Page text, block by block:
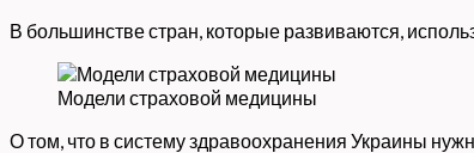
В большинстве стран, которые развиваются,
Модели страховой медицины
О том, что в систему здравоохранения Украины